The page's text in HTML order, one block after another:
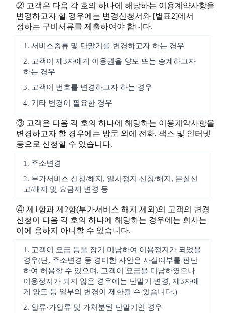
② 고객은 다음 각 호의 하나에 해당하는 이용계약사항을
변경하고자 할 경우에는 변경신청서와 [별표2]에서
정하는 구비서류를 제출하여야 합니다.
1. 서비스종류 및 단말기를 변경하고자 하는 경우
2. 고객이 제3자에게 이용권을 양도 또는 승계하고자
하는 경우
3. 고객이 번호를 변경하고자 하는 경우
4. 기타 변경이 필요한 경우
③ 고객은 다음 각 호의 하나에 해당하는 이용계약사항을
변경하고자 할 경우에는 방문 외에 전화, 팩스 및 인터넷
등으로 신청할 수 있습니다.
1. 주소변경
2. 부가서비스 신청/해지, 일시정지 신청/해지, 분실신
고/해제 및 요금제 변경 등
④ 제1항과 제2항(부가서비스 해지 제외)의 고객의 변경
신청이 다음 각 호의 하나에 해당하는 경우에는 회사는
이에 응하지 아니할 수 있습니다.
1. 고객이 요금 등을 장기 미납하여 이용정지가 되었을
경우(단, 주소변경 등 경미한 사안은 사실여부를 판단
하여 허용할 수 있으며, 고객이 요금을 미납하였으나
이용정지가 되지 않은 경우에는 단말기 변경, 제3자에
게 양도 등 일부의 변경이 제한될 수 있습니다.)
2. 압류·가압류 및 가처분된 단말기인 경우